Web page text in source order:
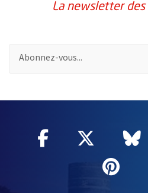
La newsletter
Facebook
, Ouvre une
Twitter
,
,